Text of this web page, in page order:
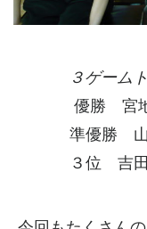
３ゲーム
優勝 宮
準優勝
３位 吉